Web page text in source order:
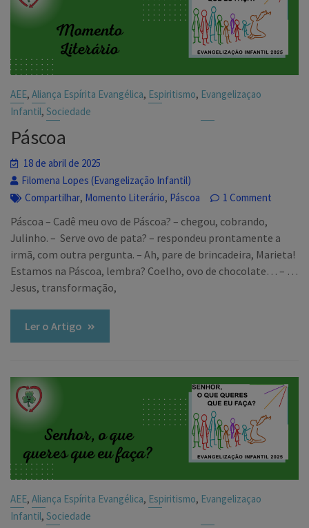
AEE,Aliança Espírita Evangélica, Espiritismo, Evangelizaçao
Infantil,Sociedade
Páscoa
18 de abril de 2025
Filomena Lopes (Evangelização Infantil)
Compartilhar, Momento Literário, Páscoa 1 Comment
Páscoa – Cadê meu ovo de Páscoa? – chegou, cobrando,
Julinho. – Serve ovo de pata? – respondeu prontamente a
irmã, com outra pergunta. – Ah, pare de brincadeira, Marieta!
Estamos na Páscoa, lembra? Coelho, ovo de chocolate… – …
Jesus, transformação,
Ler o Artigo
AEE,Aliança Espírita Evangélica, Espiritismo, Evangelizaçao
Infantil,Sociedade